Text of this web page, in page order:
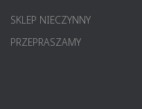
SKLEP NIECZYNNY
PRZEPRASZAMY